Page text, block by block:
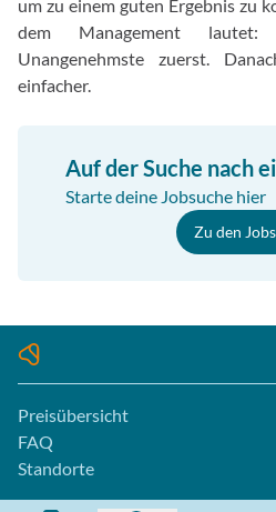
um zu einem guten Ergebnis zu
dem Management
Unangenehmste zuerst.
einfacher.
Auf der Suche nach
Starte deine Jobsuche hier
Zu den Jobs
Preisübersicht
FAQ
Standorte